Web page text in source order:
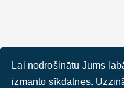
Lai nodrošinātu Jums
izmanto sīkdatnes.